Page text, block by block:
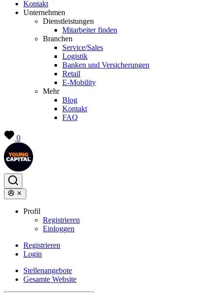
Kontakt
Unternehmen
Dienstleistungen
Mitarbeiter finden
Branchen
Service/Sales
Logistik
Banken und Versicherungen
Retail
E-Mobility
Mehr
Blog
Kontakt
FAQ
0
Profil
Registrieren
Einloggen
Registrieren
Login
Stellenangebote
Gesamte Website